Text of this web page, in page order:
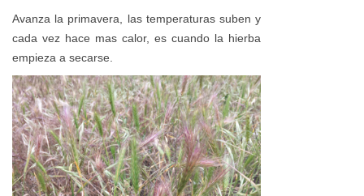
Avanza la primavera, las temperaturas suben y
cada vez hace mas calor, es cuando la hierba
empieza a secarse.